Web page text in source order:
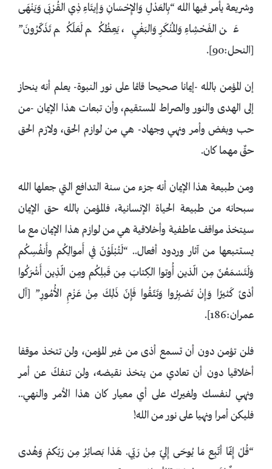
وشريعة يأمر فيها الله “بِالعَدْلِ وَالإِحْسَانِ وَإيتَاءِ ذِي القُرْبَى وَيَنْهَى
عَن الفَحْشِاءِ وَالمُنْكَرِ وَالبَغْيِ، يَعِظُكُم لَعَلّكُم تَذَكّرُونَ”
[النحل:90].
إن المؤمن بالله -إيمانا صحيحا قائما على نور النبوة- يعلم أنه ينحاز
إلى الهدى والنور والصراط المستقيم، وأن تبعات هذا الإيمان -من
حب وبغض وأمر ونهي وجهاد- هي من لوازم الحق، ولازم الحق
حقٌ مهما كان.
ومن طبيعة هذا الإيمان أنه جزء من سنة التدافع التي جعلها الله
سبحانه من طبيعة الحياة الإنسانية، فالمؤمن بالله حق الإيمان
سيتخذ مواقف عاطفية وأخلاقية هي من لوازم هذا الإيمان مع ما
يستتبعها من آثار وردود أفعال.. “لَتُبْلَوُنّ في أَموالِكُم وأَنفُسِكُم
وَلَتَسْمَعُنّ مِن الّذين أُوتوا الكِتابَ مِن قَبلِكُم ومِن الّذِين أَشْرَكُوا
أذىً كَثيرًا وَإِنْ تَصْبِرُوا وَتَتّقُوا فَإِنّ ذَلِكَ مِنْ عَزْمِ الأُمُورِ” [آل
عمران:186].
فلن تؤمن دون أن تسمع أذى من غير المؤمن، ولن تتخذ موقفا
أخلاقيا دون أن تعادي من يتخذ نقيضه، ولن تنفكّ عن أمر
ونهي لنفسك ولغيرك على أي معيار كان هذا الأمر والنهي..
فليكن أمرا ونهيا على نور من الله!
“قُلْ إِنّمَا أتّبِع مَا يُوحَى إِليّ مِنْ رَبّي. هَذا بَصائِرُ مِن رَبّكمْ وَهُدى